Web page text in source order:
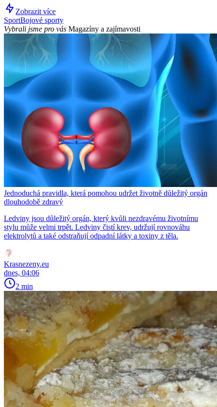
Zobrazit více
SportBojové sporty
Vybrali jsme pro vás Magazíny a zajímavosti
Jednoduchá pravidla, která pomohou udržet životně důležitý orgán
dlouhodobě zdravý
Ledviny jsou důležitý orgán, který kvůli nezdravému životnímu
stylu může velmi trpět. Ledviny čistí krev, udržují rovnováhu
elektrolytů a také odstraňují odpadní látky a toxiny z těla.
Krasnezeny.eu
dnes, 04:06
2 min